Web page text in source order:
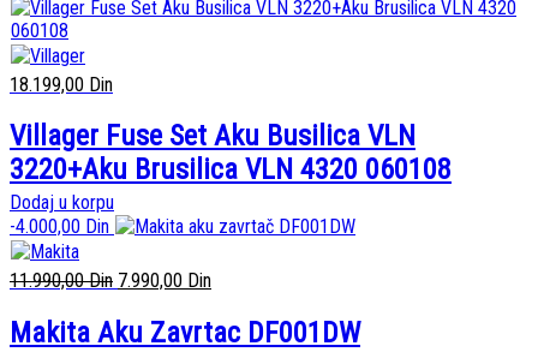
18.199,00 Din
Villager Fuse Set Aku Busilica VLN
3220+Aku Brusilica VLN 4320 060108
Dodaj u korpu
-4.000,00 Din
11.990,00Din 7.990,00 Din
Makita Aku Zavrtac DF001DW